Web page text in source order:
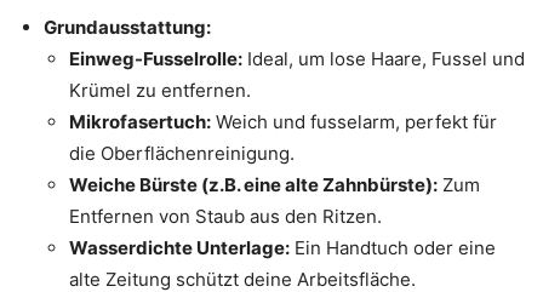
Grundausstattung:
Einweg-Fusselrolle: Ideal, um lose Haare, Fussel und
Krümel zu entfernen.
Mikrofasertuch: Weich und fusselarm, perfekt für
die Oberflächenreinigung.
Weiche Bürste (z.B. eine alte Zahnbürste): Zum
Entfernen von Staub aus den Ritzen.
Wasserdichte Unterlage: Ein Handtuch oder eine
alte Zeitung schützt deine Arbeitsfläche.